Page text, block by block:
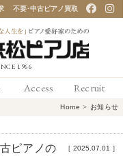
コロ豊かな
アノ愛好家の
松ピアノ店
不要･中古ピアノ買取
Access Recruit
Home > お知らせ
［ 2025.07.01 ］
ピアノの